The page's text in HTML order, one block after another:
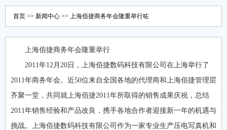
首页 >> 新闻中心 >> 上海佰捷商务年会隆重举行咗
上海佰捷商务年会隆重举行
2011年12月20日，上海佰捷数码科技有限公司在上海举行了
2011年商务年会。近50位来自全国各地的代理商和上海佰捷管理层
齐聚一堂，共同就上海佰捷2011年所取得的销售成果庆祝，总结
2011年销售经验和产品改良，携手各地合作者迎接新一年的机遇与
挑战。上海佰捷数码科技有限公司作为一家专业生产压电写真机和